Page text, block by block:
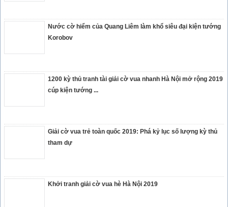
Nước cờ hiểm của Quang Liêm làm khổ siêu đại kiện tướng
Korobov
1200 kỳ thủ tranh tài giải cờ vua nhanh Hà Nội mở rộng 2019
cúp kiện tướng ...
Giải cờ vua trẻ toàn quốc 2019: Phá kỷ lục số lượng kỳ thủ
tham dự
Khởi tranh giải cờ vua hè Hà Nội 2019